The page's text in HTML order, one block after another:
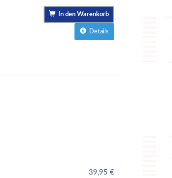
In den Warenkorb
Details
39,95 €